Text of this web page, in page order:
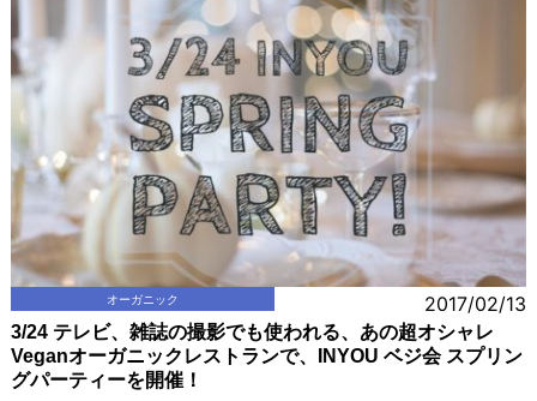
オーガニック 2017/02/13
3/24 テレビ、雑誌の撮影でも使われる、あの超オシャレ
Veganオーガニックレストランで、INYOU ベジ会 スプリン
グパーティーを開催！